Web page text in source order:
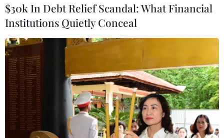
$30k In Debt Relief Scandal: What Financial
Institutions Quietly Conceal